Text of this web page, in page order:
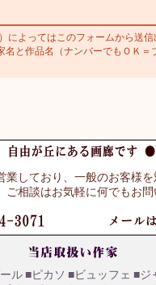
よってはこのフォームから送
名と作品名（ナンバーでもＯＫ
業しており、一般のお客様
相談はお気軽に何でもお
ル■ピカソ ■ビュッフェ ■ジ